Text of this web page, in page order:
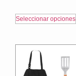
Seleccionar opciones